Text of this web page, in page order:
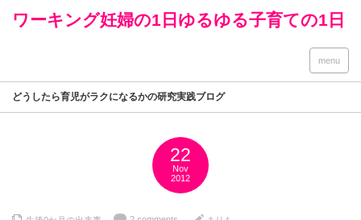
ワーキング妊婦の1日ゆるゆる子育ての1日
menu
どうしたら育児がラクになるかの研究実践ブログ
22
Nov
2012